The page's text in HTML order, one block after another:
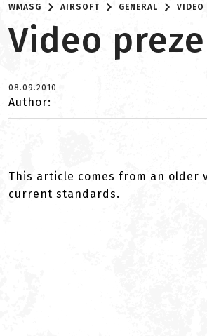
WMASG AIRSOFT GENERAL VIDEO
Video
08.09.2010
Author:
This article comes from an older
current standards.